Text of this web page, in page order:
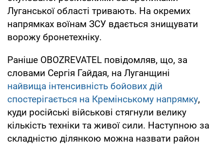
Луганської області тривають. На окремих
напрямках воїнам ЗСУ вдається знищувати
ворожу бронетехніку.
Раніше OBOZREVATEL повідомляв, що, за
словами Сергія Гайдая, на Луганщині
найвища інтенсивність бойових дій
спостерігається на Кремінському напрямку,
куди російські військові стягнули велику
кількість техніки та живої сили. Наступною за
складністю ділянкою можна назвати район